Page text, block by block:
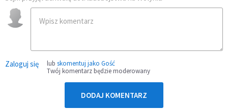
Zaloguj się lub skomentuj jako Gość
Twój komentarz będzie moderowany
DODAJ KOMENTARZ